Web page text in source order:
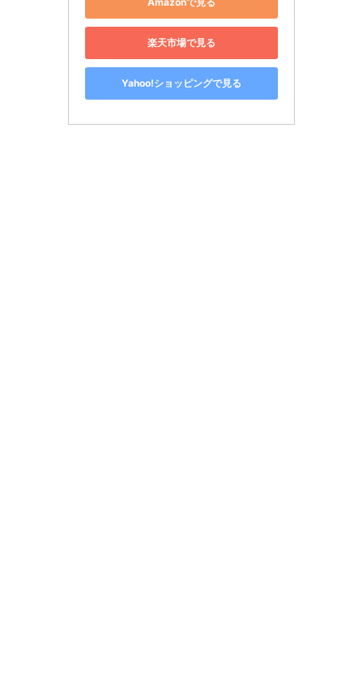
楽天市場で見る
Yahoo!ショッピングで見る